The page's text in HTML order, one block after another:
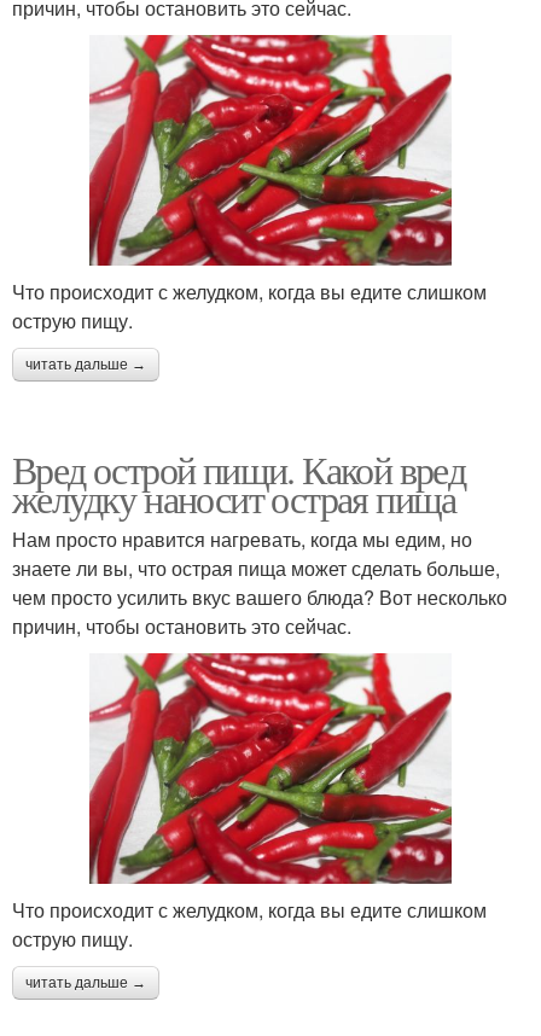
причин, чтобы остановить это сейчас.
Что происходит с желудком, когда вы едите слишком
острую пищу.
читать дальше →
Вред острой пищи. Какой вред
желудку наносит острая пища
Нам просто нравится нагревать, когда мы едим, но
знаете ли вы, что острая пища может сделать больше,
чем просто усилить вкус вашего блюда? Вот несколько
причин, чтобы остановить это сейчас.
Что происходит с желудком, когда вы едите слишком
острую пищу.
читать дальше →